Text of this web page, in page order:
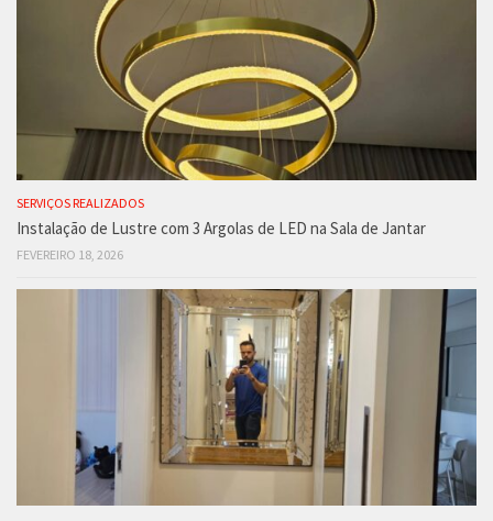
SERVIÇOS REALIZADOS
Instalação de Lustre com 3 Argolas de LED na Sala de Jantar
FEVEREIRO 18, 2026